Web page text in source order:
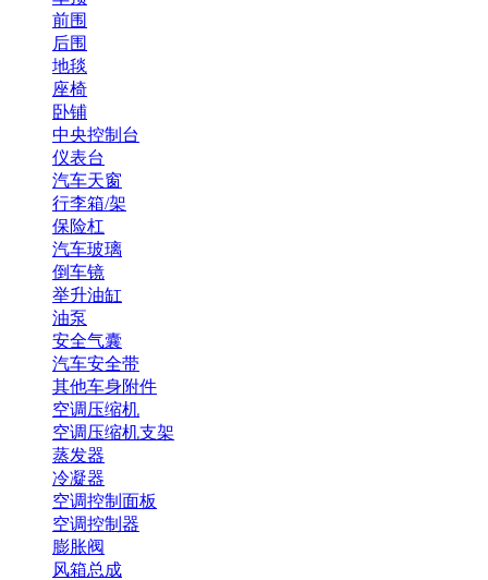
前围
后围
地毯
座椅
卧铺
中央控制台
仪表台
汽车天窗
行李箱/架
保险杠
汽车玻璃
倒车镜
举升油缸
油泵
安全气囊
汽车安全带
其他车身附件
空调压缩机
空调压缩机支架
蒸发器
冷凝器
空调控制面板
空调控制器
膨胀阀
风箱总成